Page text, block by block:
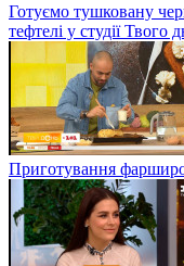
Готуємо тушковану
тефтелі у студії Твого
Приготування